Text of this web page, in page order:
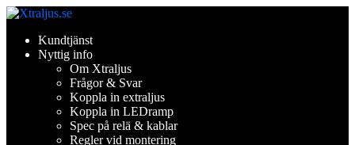
Hoppa
navigering
Hoppa
innehållKundtjänst
Nyttig info
Om Xtraljus
Frågor & Svar
Koppla in extraljus
Koppla in LEDramp
Spec på relä & kablar
Regler vid montering